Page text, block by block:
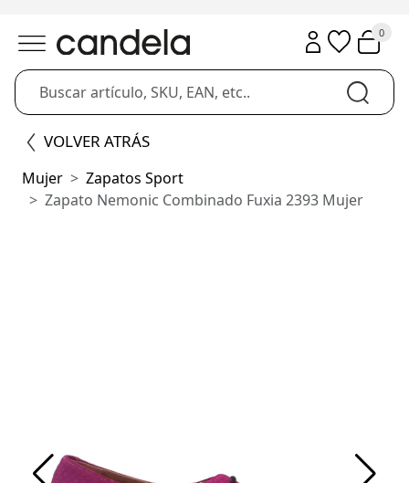
0
VOLVER ATRÁS
Mujer
Zapatos Sport
Zapato Nemonic Combinado Fuxia 2393 Mujer